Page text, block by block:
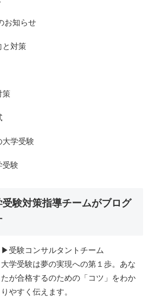
お知らせ
と対策
策
大学受験
受験
受験対策指導チームがブログ
▶受験コンサルタントチーム
大学受験は夢の実現への第１歩。あな
たが合格するのための「コツ」をわか
りやすく伝えます。